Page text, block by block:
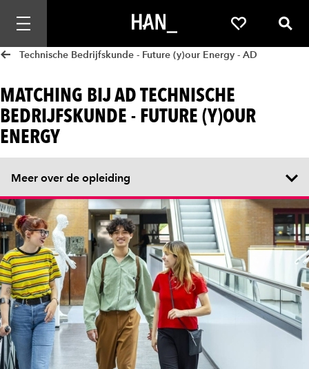
Mobiele navigatie openen Favorieten
Technische Bedrijfskunde - Future (y)our Energy - AD
MATCHING BIJ AD TECHNISCHE
BEDRIJFSKUNDE - FUTURE (Y)OUR
ENERGY
Meer over de opleiding